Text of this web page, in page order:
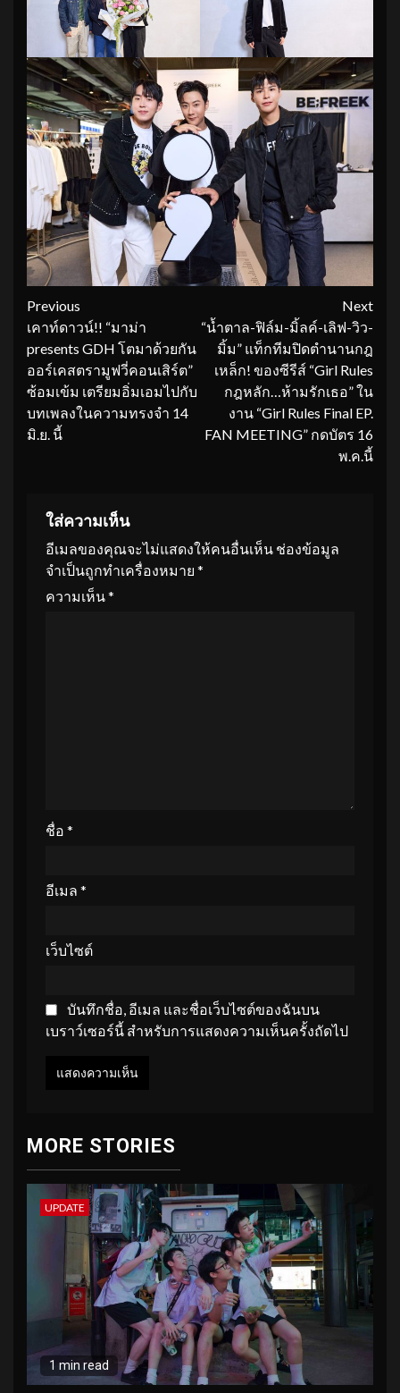
Continue
Reading
Previous
เคาท์ดาวน์!! “มาม่า
presents GDH โตมาด้วยกัน
ออร์เคสตรามูฟวี่คอนเสิร์ต”
ซ้อมเข้ม เตรียมอิ่มเอมไปกับ
บทเพลงในความทรงจำ 14
มิ.ย. นี้
Next
“น้ำตาล-ฟิล์ม-มิ้ลค์-เลิฟ-วิว-
มิ้ม” แท็กทีมปิดตำนานกฎ
เหล็ก! ของซีรีส์ “Girl Rules
กฎหลัก…ห้ามรักเธอ” ใน
งาน “Girl Rules Final EP.
FAN MEETING” กดบัตร 16
พ.ค.นี้
ใส่ความเห็น
อีเมลของคุณจะไม่แสดงให้คนอื่นเห็น ช่องข้อมูล
จำเป็นถูกทำเครื่องหมาย *
ความเห็น*
ชื่อ *
อีเมล *
เว็บไซต์
บันทึกชื่อ, อีเมล และชื่อเว็บไซต์ของฉันบน
เบราว์เซอร์นี้ สำหรับการแสดงความเห็นครั้งถัดไป
MORE STORIES
UPDATE
1 min read